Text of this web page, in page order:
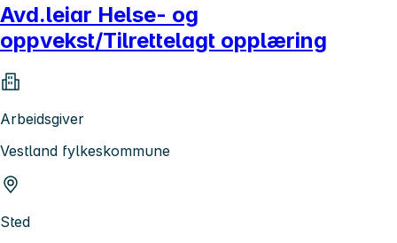
Avd.leiar Helse- og
oppvekst/Tilrettelagt opplæring
Arbeidsgiver
Vestland fylkeskommune
Sted